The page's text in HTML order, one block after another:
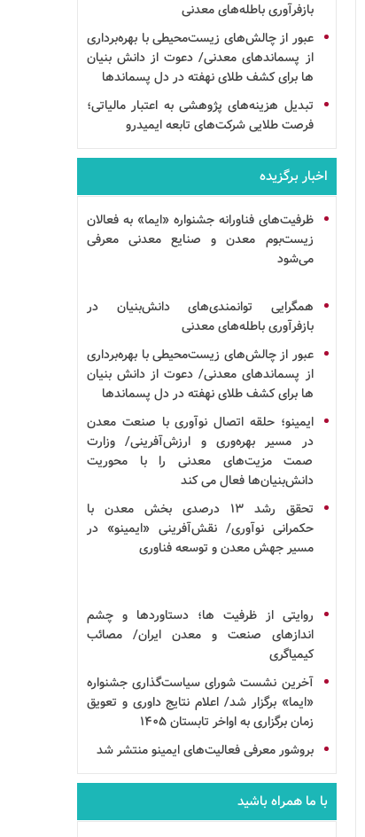
بازفرآوریباطله‌های معدنی
عبور از چالش‌های زیست‌محیطی با بهره‌برداری
از پسماندهای معدنی/ دعوت از دانش بنیان
ها برای کشف طلای نهفته در دل پسماندها
تبدیل هزینه‌های پژوهشی به اعتبار مالیاتی؛
فرصت طلایی شرکت‌های تابعه ایمیدرو
اخبار برگزیده
ظرفیت‌های فناورانه جشنواره «ایما» به فعالان
زیست‌بوم معدن و صنایع معدنی معرفی
می‌شود
همگرایی توانمندی‌هایدانش‌بنیان در
بازفرآوریباطله‌های معدنی
عبور از چالش‌های زیست‌محیطی با بهره‌برداری
از پسماندهای معدنی/ دعوت از دانش بنیان
ها برای کشف طلای نهفته در دل پسماندها
ایمینو؛ حلقه اتصال نوآوریبا صنعت معدن
در مسیر بهره‌وری و ارزش‌آفرینی/ وزارت
صمت مزیت‌های معدنی را با محوریت
دانش‌بنیان‌ها فعال می کند
تحقق رشد
۱۳ درصدی بخش معدن با
حکمرانی نوآوری/ نقش‌آفرینی «ایمینو» در
مسیر جهش معدن و توسعهفناوری
روایتی از ظرفیت ها؛ دستاوردها و چشم
اندازهای صنعت و معدن ایران/ مصائب
کیمیاگری
آخرین نشست شورای سیاست‌گذاری جشنواره
«ایما» برگزار شد/ اعلام نتایج داوری و تعویق
زمان برگزاری به اواخر تابستان ۱۴۰۵
بروشورمعرفی فعالیت‌هایایمینومنتشر شد
با ما همراه باشید